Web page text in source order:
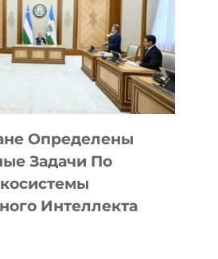
Определены
Задачи По
Интеллекта